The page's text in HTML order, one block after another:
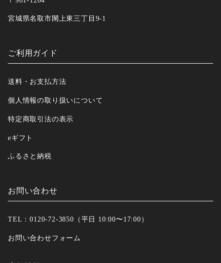
宮城県名取市閖上東三丁目9-1
ご利用ガイド
送料・お支払方法
個人情報の取り扱いについて
特定商取引法の表示
eギフト
ふるさと納税
お問い合わせ
TEL：0120-72-3850（平日 10:00〜17:00）
お問い合わせフォーム